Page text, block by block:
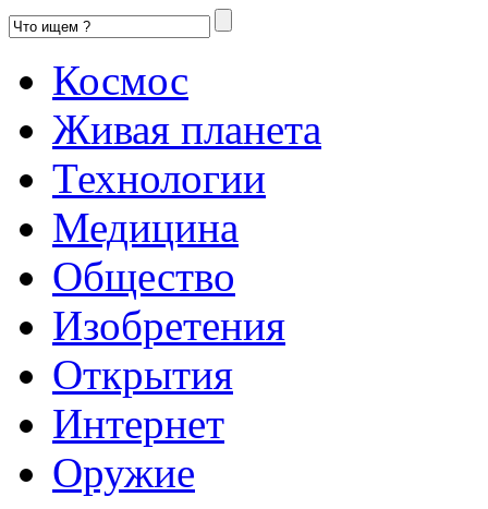
Космос
Живая планета
Технологии
Медицина
Общество
Изобретения
Открытия
Интернет
Оружие